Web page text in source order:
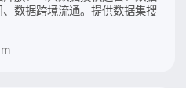
数据跨境流通。提供数据集搜